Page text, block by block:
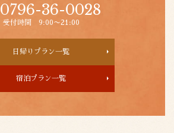
0796-36-0028
受付時間 9:00〜21:00
日帰りプラン一覧
宿泊プラン一覧